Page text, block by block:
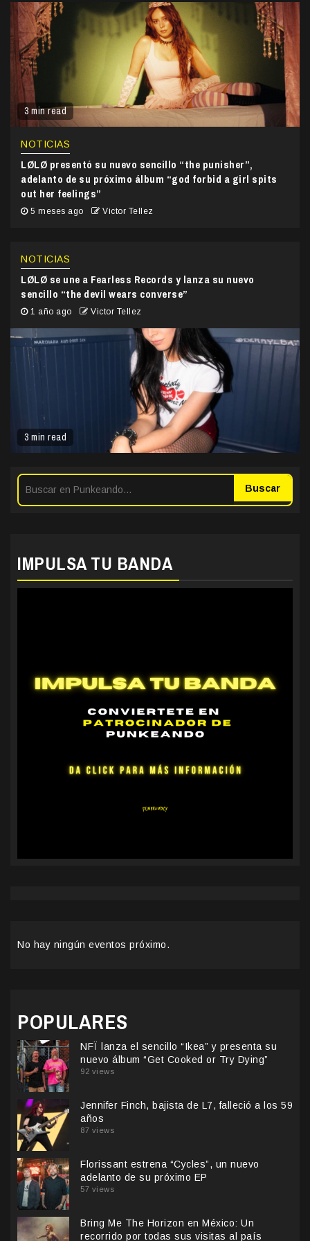
3 min read
NOTICIAS
LØLØ presentó su nuevo sencillo “the punisher”,
adelanto de su próximo álbum “god forbid a girl spits
out her feelings”
5 meses ago Victor Tellez
3 min read
NOTICIAS
LØLØ se une a Fearless Records y lanza su nuevo
sencillo “the devil wears converse”
1 año ago Victor Tellez
Buscar
IMPULSA TU BANDA
No hay ningún eventos próximo.
POPULARES
NFÏ lanza el sencillo “Ikea” y presenta su
nuevo álbum “Get Cooked or Try Dying”
92 views
Jennifer Finch, bajista de L7, falleció a los 59
años
87 views
Florissant estrena “Cycles”, un nuevo
adelanto de su próximo EP
57 views
Bring Me The Horizon en México: Un
recorrido por todas sus visitas al país